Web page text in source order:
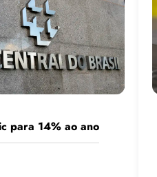
para 14% ao ano